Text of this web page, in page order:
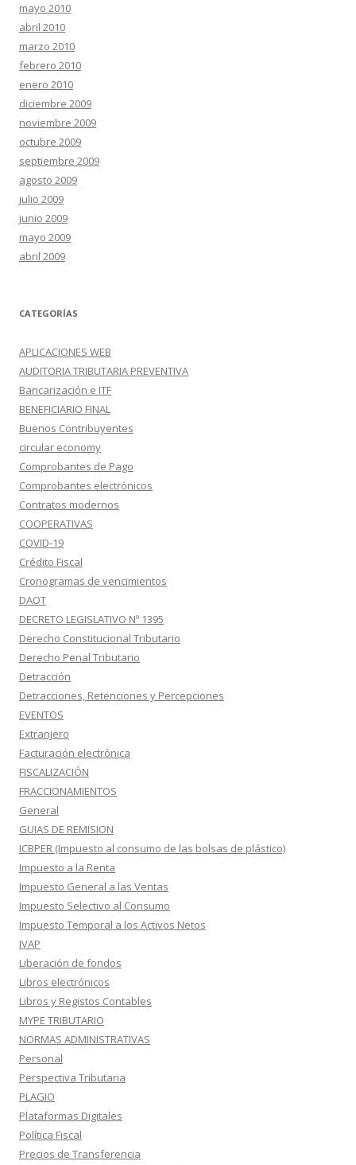
mayo 2010
abril 2010
marzo 2010
febrero 2010
enero 2010
diciembre 2009
noviembre 2009
octubre 2009
septiembre 2009
agosto 2009
julio 2009
junio 2009
mayo 2009
abril 2009
CATEGORÍAS
APLICACIONES WEB
AUDITORIA TRIBUTARIA PREVENTIVA
Bancarización e ITF
BENEFICIARIO FINAL
Buenos Contribuyentes
circular economy
Comprobantes de Pago
Comprobantes electrónicos
Contratos modernos
COOPERATIVAS
COVID-19
Crédito Fiscal
Cronogramas de vencimientos
DAOT
DECRETO LEGISLATIVO Nº 1395
Derecho Constitucional Tributario
Derecho Penal Tributario
Detracción
Detracciones, Retenciones y Percepciones
EVENTOS
Extranjero
Facturación electrónica
FISCALIZACIÓN
FRACCIONAMIENTOS
General
GUIAS DE REMISION
ICBPER (Impuesto al consumo de las bolsas de plástico)
Impuesto a la Renta
Impuesto General a las Ventas
Impuesto Selectivo al Consumo
Impuesto Temporal a los Activos Netos
IVAP
Liberación de fondos
Libros electrónicos
Libros y Registos Contables
MYPE TRIBUTARIO
NORMAS ADMINISTRATIVAS
Personal
Perspectiva Tributaria
PLAGIO
Plataformas Digitales
Política Fiscal
Precios de Transferencia